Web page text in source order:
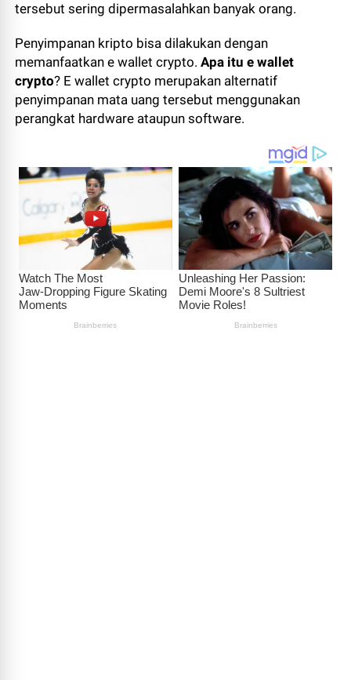
tersebut sering dipermasalahkan banyak orang.
Penyimpanan kripto bisa dilakukan dengan
memanfaatkan e wallet crypto.Apa itu e wallet
crypto? E wallet crypto merupakan alternatif
penyimpanan mata uang tersebut menggunakan
perangkat hardware ataupun software.